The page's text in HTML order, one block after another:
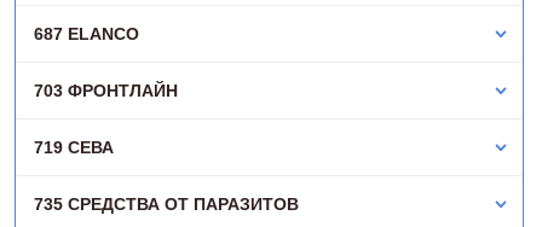
687 ELANCO
703 ФРОНТЛАЙН
719 СЕВА
735 СРЕДСТВА ОТ ПАРАЗИТОВ